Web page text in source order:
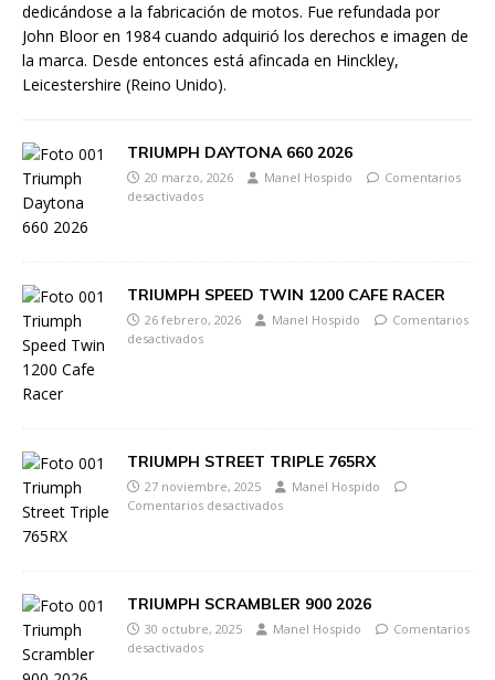
dedicándose a la fabricación de motos. Fue refundada por
John Bloor en 1984 cuando adquirió los derechos e imagen de
la marca. Desde entonces está afincada en Hinckley,
Leicestershire (Reino Unido).
TRIUMPH DAYTONA 660 2026
20 marzo, 2026 Manel Hospido
Comentarios
desactivados
TRIUMPH SPEED TWIN 1200 CAFE RACER
26 febrero, 2026 Manel Hospido
Comentarios
desactivados
TRIUMPH STREET TRIPLE 765RX
27 noviembre, 2025
Manel Hospido
Comentarios desactivados
TRIUMPH SCRAMBLER 900 2026
30 octubre, 2025 Manel Hospido
Comentarios
desactivados